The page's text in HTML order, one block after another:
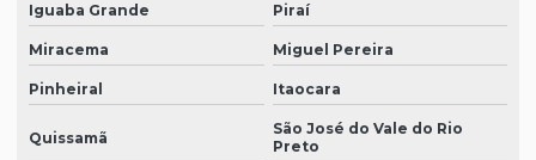
Iguaba Grande Piraí
Miracema Miguel Pereira
Pinheiral Itaocara
Quissamã
São José do Vale do Rio
Preto